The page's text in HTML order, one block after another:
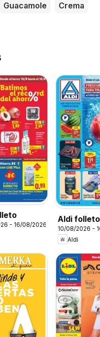
Guacamole
Crema
- 16/08/2026
Aldi folleto
Península
10/08/2026 -
Aldi